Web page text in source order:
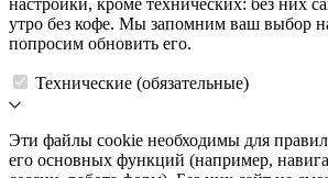
утро без кофе. Мы запомним ваш выбор
попросим обновить его.
Технические (обязательные)
Эти файлы cookie необходимы для
его основных функций (например,